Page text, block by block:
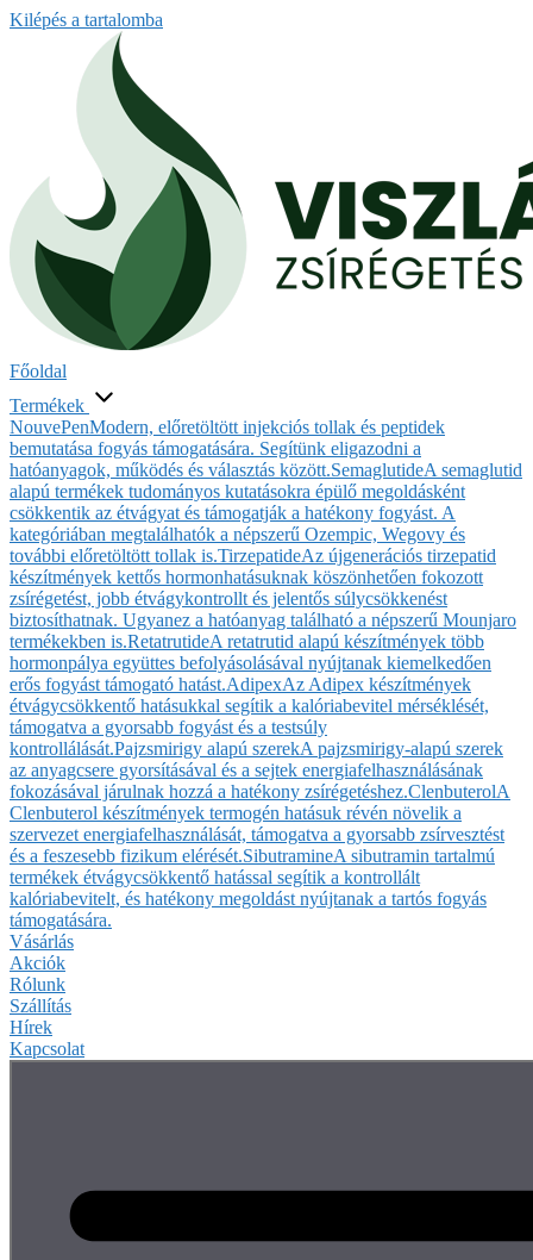
Kilépés a tartalomba
Főoldal
Termékek
NouvePenModern, előretöltött injekciós tollak és peptidek
bemutatása fogyás támogatására. Segítünk eligazodni a
hatóanyagok, működés és választás között.SemaglutideA semaglutid
alapú termékek tudományos kutatásokra épülő megoldásként
csökkentik az étvágyat és támogatják a hatékony fogyást. A
kategóriában megtalálhatók a népszerű Ozempic, Wegovy és
további előretöltött tollak is.TirzepatideAz újgenerációs tirzepatid
készítmények kettős hormonhatásuknak köszönhetően fokozott
zsírégetést, jobb étvágykontrollt és jelentős súlycsökkenést
biztosíthatnak. Ugyanez a hatóanyag található a népszerű Mounjaro
termékekben is.RetatrutideA retatrutid alapú készítmények több
hormonpálya együttes befolyásolásával nyújtanak kiemelkedően
erős fogyást támogató hatást.AdipexAz Adipex készítmények
étvágycsökkentő hatásukkal segítik a kalóriabevitel mérséklését,
támogatva a gyorsabb fogyást és a testsúly
kontrollálását.Pajzsmirigy alapú szerekA pajzsmirigy-alapú szerek
az anyagcsere gyorsításával és a sejtek energiafelhasználásának
fokozásával járulnak hozzá a hatékony zsírégetéshez.ClenbuterolA
Clenbuterol készítmények termogén hatásuk révén növelik a
szervezet energiafelhasználását, támogatva a gyorsabb zsírvesztést
és a feszesebb fizikum elérését.SibutramineA sibutramin tartalmú
termékek étvágycsökkentő hatással segítik a kontrollált
kalóriabevitelt, és hatékony megoldást nyújtanak a tartós fogyás
támogatására.
Vásárlás
Akciók
Rólunk
Szállítás
Hírek
Kapcsolat